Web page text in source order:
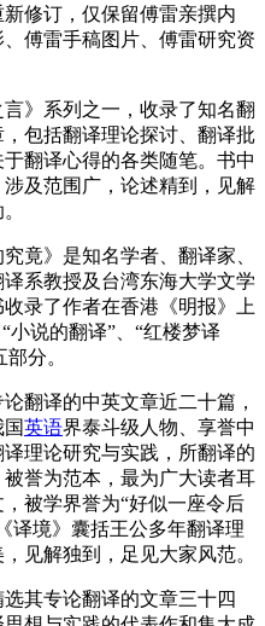
修订，仅保留傅雷亲撰内
傅雷手稿图片、傅雷研究资
言》系列之一，收录了知名翻
包括翻译理论探讨、翻译批
翻译心得的各类随笔。书中
及范围广，论述精到，见解
竟》是知名学者、翻译家、
系教授及台湾东海大学文学
录了作者在香港《明报》上
小说的翻译”、“红楼梦译
分。
翻译的中英文章近二十篇，
英语界泰斗级人物、享誉中
理论研究与实践，所翻译的
被誉为范本，最为广大读者耳
被学界誉为“好似一座令后
译境》囊括王公多年翻译理
见解独到，足见大家风范。
选其专论翻译的文章三十四